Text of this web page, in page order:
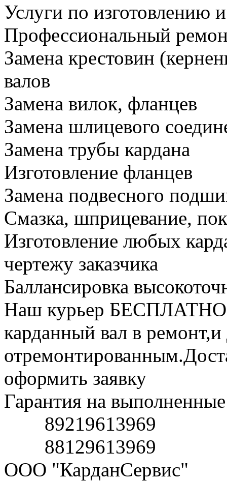
Услуги по изготовлению
Профессиональный
Замена крестовин
валов
Замена вилок, фланцев
Замена шлицевого
Замена трубы кардана
Изготовление фланцев
Замена подвесного
Смазка, шприцевание,
Изготовление любых
чертежу заказчика
Баллансировка
Наш курьер БЕСПЛАТНО
карданный вал в ремонт,и
оформить заявку
Гарантия на
89219613969
88129613969
ООО "КарданСервис"